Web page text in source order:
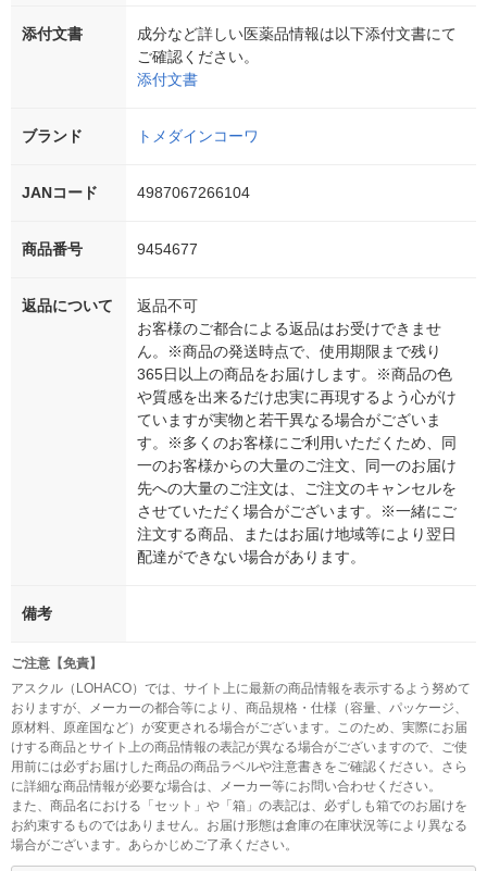
添付文書
成分など詳しい医薬品情報は以下添付文書にて
ご確認ください。
添付文書
ブランド トメダインコーワ
JANコード 4987067266104
商品番号 9454677
返品について
返品不可
お客様のご都合による返品はお受けできませ
ん。※商品の発送時点で、使用期限まで残り
365日以上の商品をお届けします。※商品の色
や質感を出来るだけ忠実に再現するよう心がけ
ていますが実物と若干異なる場合がございま
す。※多くのお客様にご利用いただくため、同
一のお客様からの大量のご注文、同一のお届け
先への大量のご注文は、ご注文のキャンセルを
させていただく場合がございます。※一緒にご
注文する商品、またはお届け地域等により翌日
配達ができない場合があります。
備考
ご注意【免責】
アスクル（LOHACO）では、サイト上に最新の商品情報を表示するよう努めて
おりますが、メーカーの都合等により、商品規格・仕様（容量、パッケージ、
原材料、原産国など）が変更される場合がございます。このため、実際にお届
けする商品とサイト上の商品情報の表記が異なる場合がございますので、ご使
用前には必ずお届けした商品の商品ラベルや注意書きをご確認ください。さら
に詳細な商品情報が必要な場合は、メーカー等にお問い合わせください。
また、商品名における「セット」や「箱」の表記は、必ずしも箱でのお届けを
お約束するものではありません。お届け形態は倉庫の在庫状況等により異なる
場合がございます。あらかじめご了承ください。